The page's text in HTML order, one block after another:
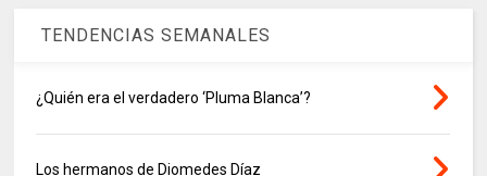
TENDENCIAS SEMANALES
¿Quién era el verdadero ‘Pluma Blanca’?
Los hermanos de Diomedes Díaz